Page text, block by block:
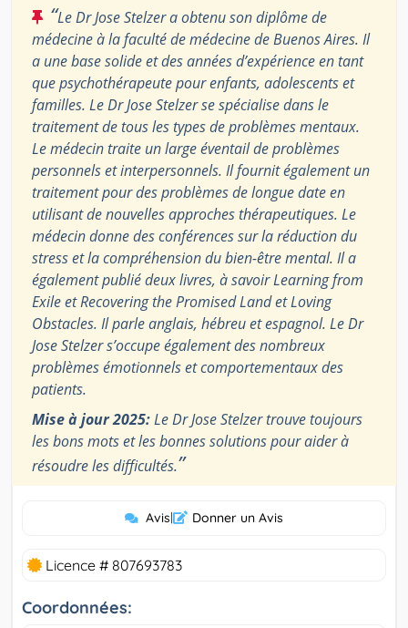
“Le Dr Jose Stelzer a obtenu son diplôme de
médecine à la faculté de médecine de Buenos Aires. Il
a une base solide et des années d’expérience en tant
que psychothérapeute pour enfants, adolescents et
familles. Le Dr Jose Stelzer se spécialise dans le
traitement de tous les types de problèmes mentaux.
Le médecin traite un large éventail de problèmes
personnels et interpersonnels. Il fournit également un
traitement pour des problèmes de longue date en
utilisant de nouvelles approches thérapeutiques. Le
médecin donne des conférences sur la réduction du
stress et la compréhension du bien-être mental. Il a
également publié deux livres, à savoir Learning from
Exile et Recovering the Promised Land et Loving
Obstacles. Il parle anglais, hébreu et espagnol. Le Dr
Jose Stelzer s’occupe également des nombreux
problèmes émotionnels et comportementaux des
patients.
Mise à jour 2025:Le Dr Jose Stelzer trouve toujours
les bons mots et les bonnes solutions pour aider à
résoudre les difficultés.”
Avis| Donner un Avis
Licence # 807693783
Coordonnées: